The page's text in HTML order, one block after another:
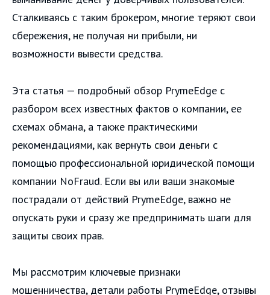
Сталкиваясь с таким брокером, многие теряют свои
сбережения, не получая ни прибыли, ни
возможности вывести средства.
Эта статья — подробный обзор PrymeEdge с
разбором всех известных фактов о компании, ее
схемах обмана, а также практическими
рекомендациями, как вернуть свои деньги с
помощью профессиональной юридической помощи
компании NoFraud. Если вы или ваши знакомые
пострадали от действий PrymeEdge, важно не
опускать руки и сразу же предпринимать шаги для
защиты своих прав.
Мы рассмотрим ключевые признаки
мошенничества, детали работы PrymeEdge, отзывы